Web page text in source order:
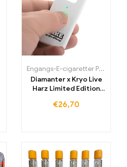
Engangs-E-cigaretter Portugal
Engangs-E-cigaretter Polen
Diamanter x Kryo Live
Harz Limited Edition
€26,70